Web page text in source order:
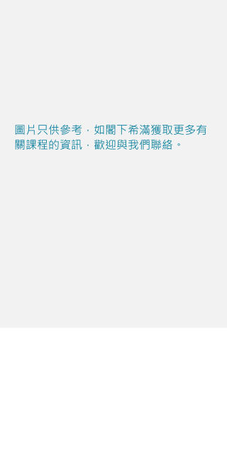
圖片只供參考，如閣下希滿獲取更多有
關課程的資訊，歡迎與我們聯絡。